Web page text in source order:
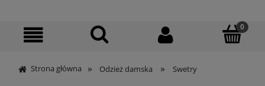
Strona główna » Odzież damska » Swetry